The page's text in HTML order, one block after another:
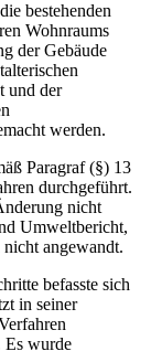
bestehenden
Wohnraums
der Gebäude
und der
werden.
Paragraf (§) 13
durchgeführt.
nicht
Umweltbericht,
angewandt.
befasste sich
in seiner
Es wurde